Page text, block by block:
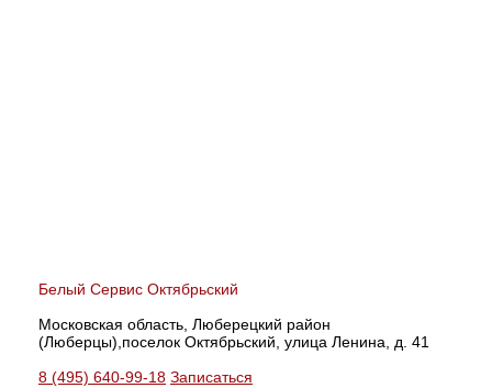
Белый Сервис Октябрьский
Московская область, Люберецкий район
(Люберцы),поселок Октябрьский, улица Ленина, д. 41
8 (495) 640-99-18 Записаться